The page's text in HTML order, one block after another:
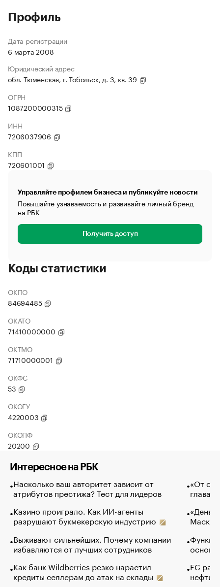
Профиль
Дата регистрации
6 марта 2008
Юридический адрес
обл. Тюменская, г. Тобольск, д. 3, кв. 39
ОГРН
1087200000315
ИНН
7206037906
КПП
720601001
Управляйте профилем бизнеса и публикуйте новости
Повышайте узнаваемость и развивайте личный бренд
на РБК
Получить доступ
Коды статистики
ОКПО
84694485
ОКАТО
71410000000
ОКТМО
71710000001
ОКФС
53
ОКОГУ
4220003
ОКОПФ
20200
Интересное на РБК
Насколько ваш авторитет зависит от
атрибутов престижа? Тест для лидеров
Казино проиграло. Как ИИ-агенты
разрушают букмекерскую индустрию
Выживают сильнейших. Почему компании
избавляются от лучших сотрудников
Как банк Wildberries резко нарастил
кредиты селлерам до атак на склады
«От
глава
Маск в
основ
ЕС
нефти